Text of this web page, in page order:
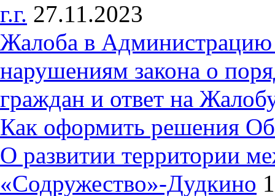
г.г. 27.11.2023
Жалоба в Администрацию
нарушениям закона о
граждан и ответ на
Как оформить решения
О развитии территории
«Содружество»-Дудкино